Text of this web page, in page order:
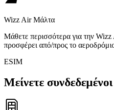
Wizz Air Μάλτα
Μάθετε περισσότερα για την Wizz
προσφέρει από/προς το
ESIM
Μείνετε συνδεδεμένοι